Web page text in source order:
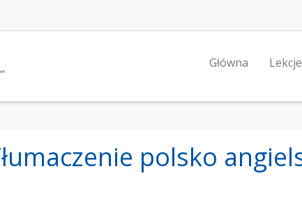
Główna Lekcje
polsko